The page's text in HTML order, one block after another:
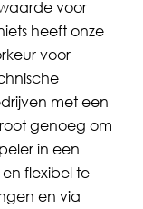
voor
heeft onze
voor
met een
genoeg om
in een
flexibel te
en via